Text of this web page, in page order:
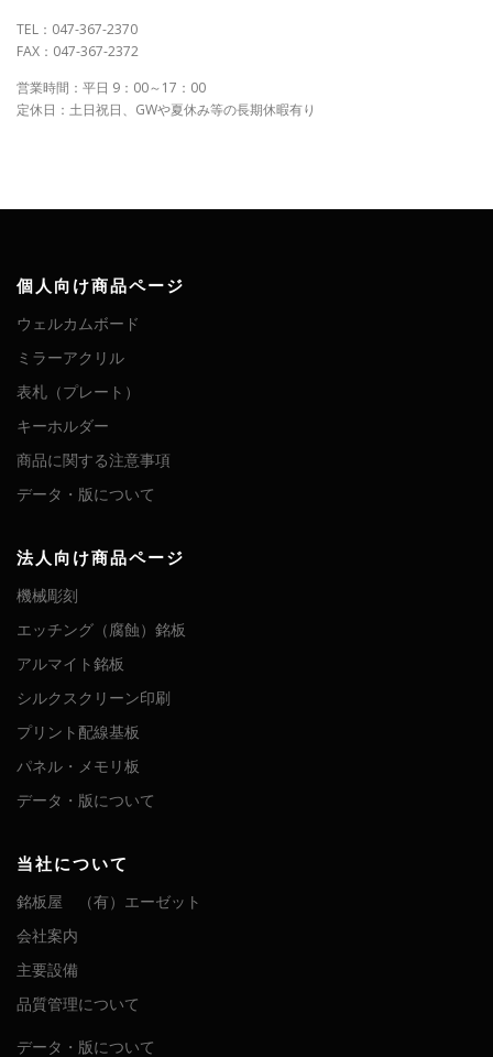
TEL：047-367-2370
FAX：047-367-2372
営業時間：平日 9：00～17：00
定休日：土日祝日、GWや夏休み等の長期休暇有り
個人向け商品ページ
ウェルカムボード
ミラーアクリル
表札（プレート）
キーホルダー
商品に関する注意事項
データ・版について
法人向け商品ページ
機械彫刻
エッチング（腐蝕）銘板
アルマイト銘板
シルクスクリーン印刷
プリント配線基板
パネル・メモリ板
データ・版について
当社について
銘板屋 （有）エーゼット
会社案内
主要設備
品質管理について
データ・版について